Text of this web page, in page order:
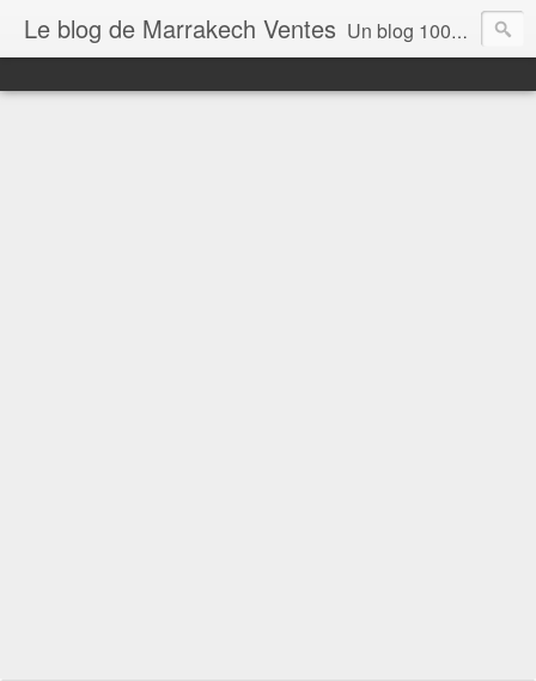
Le blog de Marrakech Ventes Un blog 100% dédié aux Geeks du Maroc